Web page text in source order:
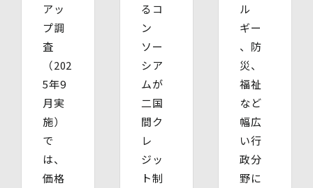
・ 委任を受けたご本人の本人確認書類の写し
(3)開示等のご請求の手数料及び徴収方法
1回のお求めにつき1,000円（紙面でのご請求の場合は、
お送りいただく請求書等に郵便為替を同封していただきま
す。その他の方法でご請求いただく場合は、ご請求時にご
(4)開示等の請求及びお問い合わせ窓口
個人情報保護管理者
株式会社バイウィル 管理部長
7丁目ビル 4階
・連絡先：info@bywill.co.jp
アッ
プ調
査
（202
5年9
月実
施）
で
は、
価格
るコ
ン
ソー
シア
ムが
二国
間ク
レ
ジッ
ト制
ル
ギー
、防
災、
福祉
など
幅広
い行
政分
野に